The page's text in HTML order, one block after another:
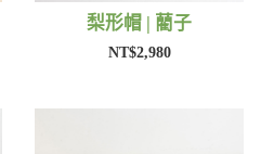
梨形帽 | 藺子
NT$2,980